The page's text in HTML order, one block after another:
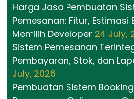
Harga Jasa Pembuatan
Pemesanan: Fitur, Estimasi
Memilih Developer 24 July,
Sistem Pemesanan
Pembayaran, Stok, dan
July, 2026
Pembuatan Sistem